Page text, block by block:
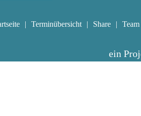
Terminübersicht Share Team
ein